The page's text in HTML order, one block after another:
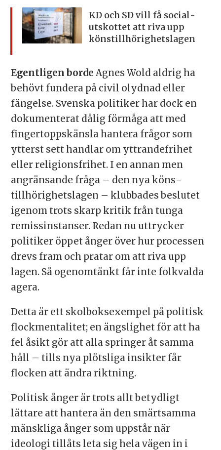
KD och SD vill få social­
utskottet att riva upp
köns­tillhörighetslagen
Egentligen borde Agnes Wold aldrig ha
behövt fundera på civil olydnad eller
fängelse. Svenska politiker har dock en
dokumenterat dålig förmåga att med
fingertoppskänsla hantera frågor som
ytterst sett handlar om yttrandefrihet
eller religionsfrihet. I en annan men
angränsande fråga – den nya köns­
tillhörighets­lagen – klubbades beslutet
igenom trots skarp kritik från tunga
remissinstanser. Redan nu uttrycker
politiker öppet ånger över hur processen
drevs fram och pratar om att riva upp
lagen. Så ogenomtänkt får inte folkvalda
agera.
Detta är ett skolboksexempel på politisk
flockmentalitet; en ängslighet för att ha
fel åsikt gör att alla springer åt samma
håll – tills nya plötsliga insikter får
flocken att ändra riktning.
Politisk ånger är trots allt betydligt
lättare att hantera än den smärtsamma
mänskliga ånger som uppstår när
ideologi tillåts leta sig hela vägen in i